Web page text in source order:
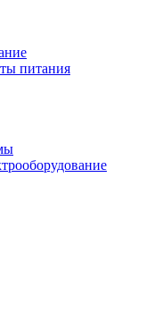
питания